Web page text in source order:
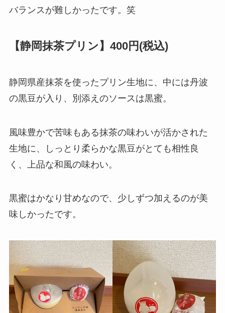
バランスが難しかったです。笑
【静岡抹茶プリン】400円(税込)
静岡県産抹茶を使ったプリン生地に、中には丹波
の黒豆が入り、別添えのソースは黒蜜。
風味豊かで苦味もある抹茶の味わいが活かされた
生地に、しっとり柔らかな黒豆がとても相性良
く、上品な和風の味わい。
黒蜜はかなり甘めなので、少しずつ加えるのが美
味しかったです。